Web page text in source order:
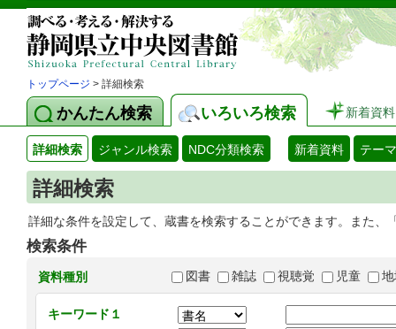
トップページ > 詳細検索
かんたん検索 いろいろ検索 新着資料
詳細検索 ジャンル検索 NDC分類検索 新着資料 テー
詳細検索
詳細な条件を設定して、蔵書を検索することができます。また
検索条件
資料種別 図書 雑誌 視聴覚 児童
キーワード１